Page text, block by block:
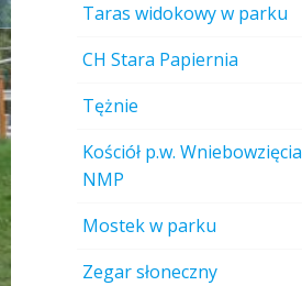
Taras widokowy w parku
CH Stara Papiernia
Tężnie
Kościół p.w. Wniebowzięcia
NMP
Mostek w parku
Zegar słoneczny